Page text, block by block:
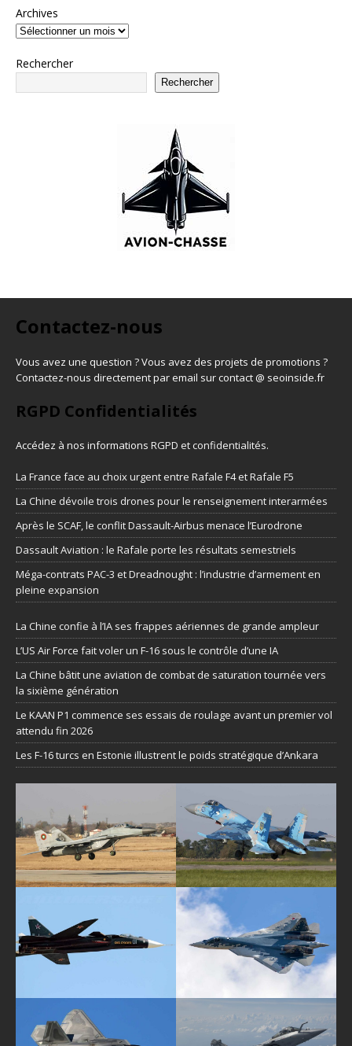
Archives
Rechercher
Rechercher
Contactez-nous
Vous avez une question ? Vous avez des projets de promotions ?
Contactez-nous directement par email sur contact @ seoinside.fr
RGPD Confidentialités
Accédez à nos informations RGPD et confidentialités.
La France face au choix urgent entre Rafale F4 et Rafale F5
La Chine dévoile trois drones pour le renseignement interarmées
Après le SCAF, le conflit Dassault-Airbus menace l’Eurodrone
Dassault Aviation : le Rafale porte les résultats semestriels
Méga-contrats PAC-3 et Dreadnought : l’industrie d’armement en
pleine expansion
La Chine confie à l’IA ses frappes aériennes de grande ampleur
L’US Air Force fait voler un F-16 sous le contrôle d’une IA
La Chine bâtit une aviation de combat de saturation tournée vers
la sixième génération
Le KAAN P1 commence ses essais de roulage avant un premier vol
attendu fin 2026
Les F-16 turcs en Estonie illustrent le poids stratégique d’Ankara